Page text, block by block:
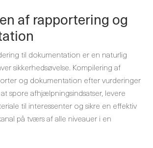
af ​​rapportering og
til dokumentation er en naturlig
sikkerhedsøvelse. Kompilering af
og dokumentation efter vurderinger
spore afhjælpningsindsatser, levere
til interessenter og sikre en effektiv
på tværs af alle niveauer i en